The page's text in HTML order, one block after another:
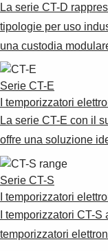
La serie CT-D
tipologie per uso
una custodia
Serie CT-E
I temporizzatori
La serie CT-E con il
offre una soluzione
Serie CT-S
I temporizzatori
I temporizzatori CT-
temporizzatori